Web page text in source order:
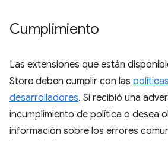
Cumplimiento
Las extensiones que están
Store deben cumplir con las
desarrolladores. Si recibió una
incumplimiento de política o desea
información sobre los errores